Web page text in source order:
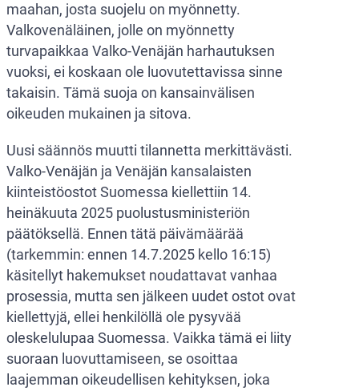
maahan, josta suojelu on myönnetty.
Valkovenäläinen, jolle on myönnetty
turvapaikkaa Valko-Venäjän harhautuksen
vuoksi, ei koskaan ole luovutettavissa sinne
takaisin. Tämä suoja on kansainvälisen
oikeuden mukainen ja sitova.
Uusi säännös muutti tilannetta merkittävästi.
Valko-Venäjän ja Venäjän kansalaisten
kiinteistöostot Suomessa kiellettiin 14.
heinäkuuta 2025 puolustusministeriön
päätöksellä. Ennen tätä päivämäärää
(tarkemmin: ennen 14.7.2025 kello 16:15)
käsitellyt hakemukset noudattavat vanhaa
prosessia, mutta sen jälkeen uudet ostot ovat
kiellettyjä, ellei henkilöllä ole pysyvää
oleskelulupaa Suomessa. Vaikka tämä ei liity
suoraan luovuttamiseen, se osoittaa
laajemman oikeudellisen kehityksen, joka